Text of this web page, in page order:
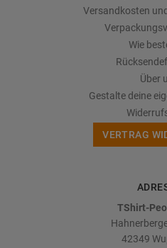
Versandkosten
Wie
Über
Gestalte deine
VERTRAG
TShirt-
42349